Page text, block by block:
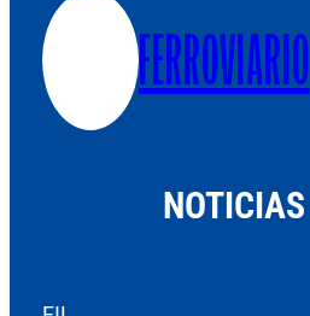
FERROVIARIO
NOTICIAS